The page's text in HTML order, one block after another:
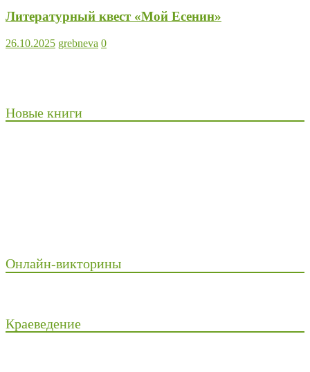
Литературный квест «Мой Есенин»
26.10.2025 grebneva 0
Новые книги
Онлайн-викторины
Краеведение